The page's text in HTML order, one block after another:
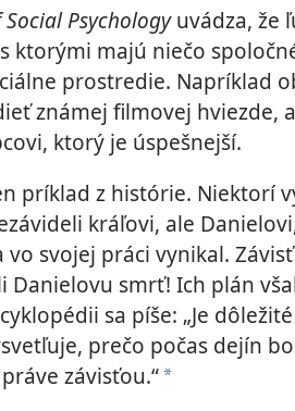
Psychologyuvádza, že
ktorými majú niečo
prostredie. Napríklad
známej filmovej hviezde,
ktorý je úspešnejší.
príklad z histórie. Niektorí
kráľovi, ale
svojej práci vynikal.
Danielovu smrť! Ich plán
sa píše: „Je
prečo počas dejín
závisťou.“*